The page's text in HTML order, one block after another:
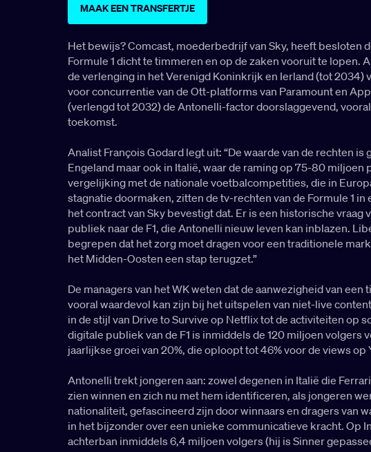
MAAK EEN TRANSFERTJE
Het bewijs? Comcast, moederbedrijf van Sky, heeft besloten
Formule 1 dicht te timmeren en op de zaken vooruit te lopen.
de verlenging in het Verenigd Koninkrijk en Ierland (tot 2034)
voor concurrentie van de Ott-platforms van Paramount en
(verlengd tot 2032) de Antonelli-factor doorslaggevend,
toekomst.
Analist François Godard legt uit: “De waarde van de rechten is
Engeland maar ook in Italië, waar de raming op 75-80 miljoen
vergelijking met de nationale voetbalcompetities, die in
stagnatie doormaken, zitten de tv-rechten van de Formule 1 in
het contract van Sky bevestigt dat. Er is een historische vraag
publiek naar de F1, die Antonelli nieuw leven kan inblazen.
begrepen dat het zorg moet dragen voor een traditionele
het Midden-Oosten een stap terugzet.”
De managers van het WK weten dat de aanwezigheid van een
vooral waardevol kan zijn bij het uitspelen van niet-live
in de stijl van Drive to Survive op Netflix tot de activiteiten op
digitale publiek van de F1 is inmiddels de 120 miljoen volgers
jaarlijkse groei van 20%, die oploopt tot 46% voor de views op
Antonelli trekt jongeren aan: zowel degenen in Italië die
zien winnen en zich nu met hem identificeren, als jongeren
nationaliteit, gefascineerd zijn door winnaars en dragers van
in het bijzonder over een unieke communicatieve kracht. Op
achterban inmiddels 6,4 miljoen volgers (hij is Sinner